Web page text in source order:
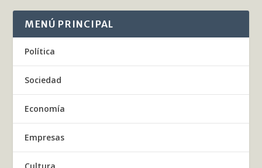
MENÚ PRINCIPAL
Política
Sociedad
Economía
Empresas